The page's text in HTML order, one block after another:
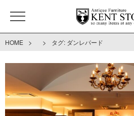
HOME > > タグ: ダンレパード